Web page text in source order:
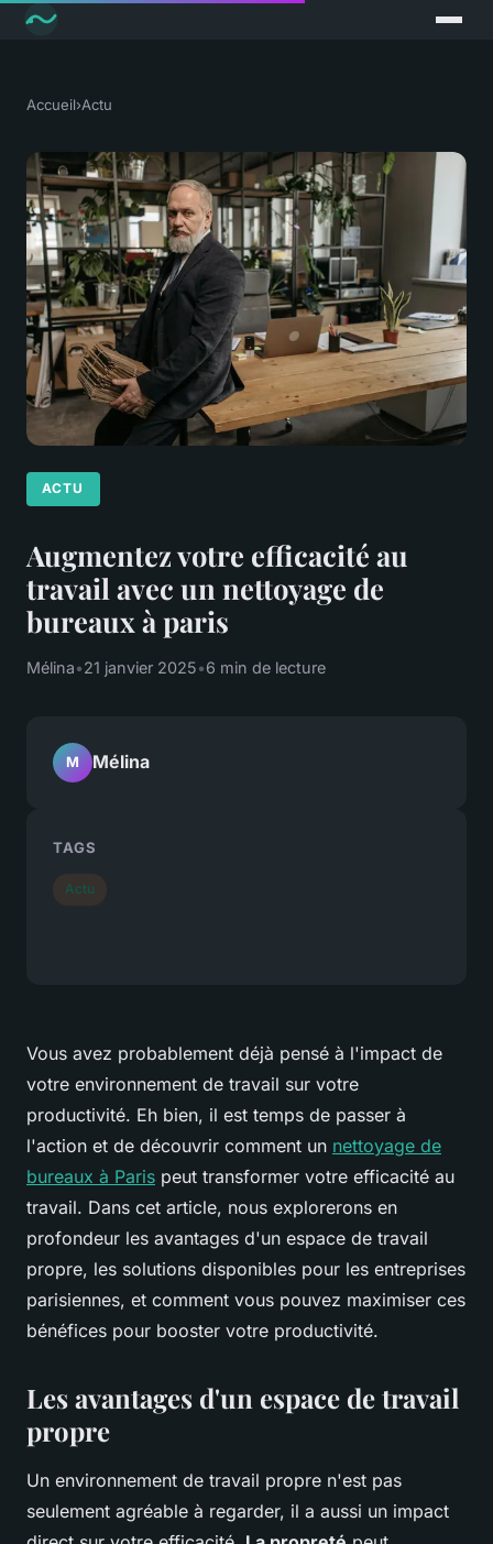
Accueil›Actu
ACTU
Augmentez votre efficacité au
travail avec un nettoyage de
bureaux à paris
Mélina•21 janvier 2025•6 min de lecture
Vous avez probablement déjà pensé à l'impact de
votre environnement de travail sur votre
productivité. Eh bien, il est temps de passer à
l'action et de découvrir comment un nettoyage de
bureaux à Paris peut transformer votre efficacité au
travail. Dans cet article, nous explorerons en
profondeur les avantages d'un espace de travail
propre, les solutions disponibles pour les entreprises
parisiennes, et comment vous pouvez maximiser ces
bénéfices pour booster votre productivité.
Les avantages d'un espace de travail
propre
Un environnement de travail propre n'est pas
seulement agréable à regarder, il a aussi un impact
M Mélina
TAGS
Actu